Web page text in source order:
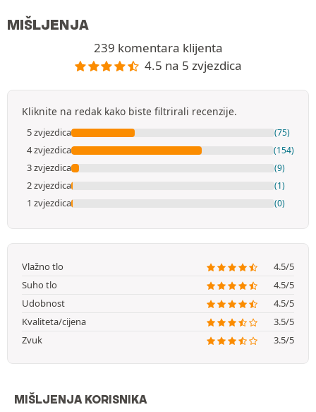
MIŠLJENJA
239 komentara klijenta
4.5 na 5 zvjezdica
Kliknite na redak kako biste filtrirali recenzije.
5 zvjezdica (75)
4 zvjezdica (154)
3 zvjezdica (9)
2 zvjezdica (1)
1 zvjezdica (0)
Vlažno tlo
4.5/5
Suho tlo
4.5/5
Udobnost
4.5/5
Kvaliteta/cijena
3.5/5
Zvuk
3.5/5
MIŠLJENJA KORISNIKA